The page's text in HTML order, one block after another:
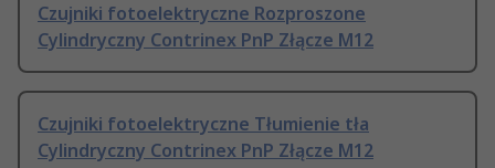
Czujniki fotoelektryczne Rozproszone
Cylindryczny Contrinex PnP Złącze M12
Czujniki fotoelektryczne Tłumienie tła
Cylindryczny Contrinex PnP Złącze M12